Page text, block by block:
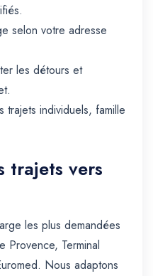
selon votre adresse
les détours et
trajets individuels, famille
trajets vers
les plus demandées
Provence, Terminal
Nous adaptons